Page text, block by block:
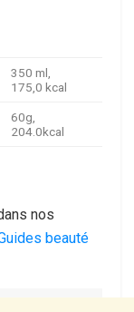
350 ml,
175,0 kcal
60g,
204.0kcal
nos
beauté